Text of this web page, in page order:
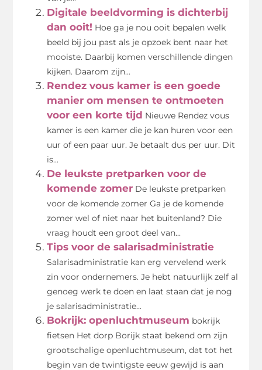
Digitale beeldvorming is dichterbij
dan ooit! Hoe ga je nou ooit bepalen welk
beeld bij jou past als je opzoek bent naar het
mooiste. Daarbij komen verschillende dingen
kijken. Daarom zijn...
Rendez vous kamer is een goede
manier om mensen te ontmoeten
voor een korte tijd Nieuwe Rendez vous
kamer is een kamer die je kan huren voor een
uur of een paar uur. Je betaalt dus per uur. Dit
is...
De leukste pretparken voor de
komende zomer De leukste pretparken
voor de komende zomer Ga je de komende
zomer wel of niet naar het buitenland? Die
vraag houdt een groot deel van...
Tips voor de salarisadministratie
Salarisadministratie kan erg vervelend werk
zin voor ondernemers. Je hebt natuurlijk zelf al
genoeg werk te doen en laat staan dat je nog
je salarisadministratie...
Bokrijk: openluchtmuseum bokrijk
fietsen Het dorp Borijk staat bekend om zijn
grootschalige openluchtmuseum, dat tot het
begin van de twintigste eeuw gewijd is aan